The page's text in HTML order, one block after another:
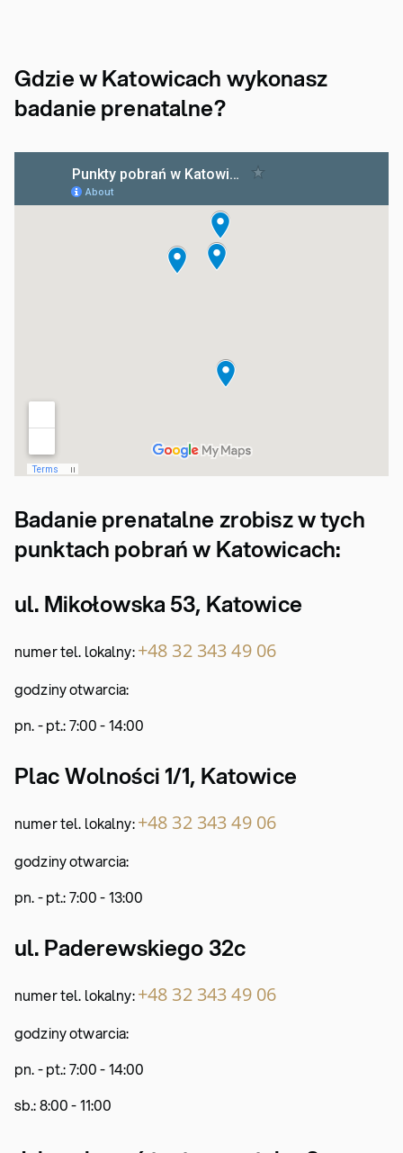
Gdzie w Katowicach wykonasz
badanie prenatalne?
Badanie prenatalne zrobisz w tych
punktach pobrań w Katowicach:
ul. Mikołowska 53, Katowice
numer tel. lokalny:+48 32 343 49 06
godziny otwarcia:
pn. - pt.: 7:00 - 14:00
Plac Wolności 1/1, Katowice
numer tel. lokalny:+48 32 343 49 06
godziny otwarcia:
pn. - pt.: 7:00 - 13:00
ul. Paderewskiego 32c
numer tel. lokalny:+48 32 343 49 06
godziny otwarcia:
pn. - pt.: 7:00 - 14:00
sb.: 8:00 - 11:00